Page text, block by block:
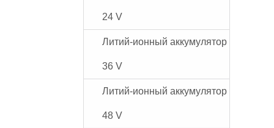
24 V
Литий-ионный аккумулятор
36 V
Литий-ионный аккумулятор
48 V